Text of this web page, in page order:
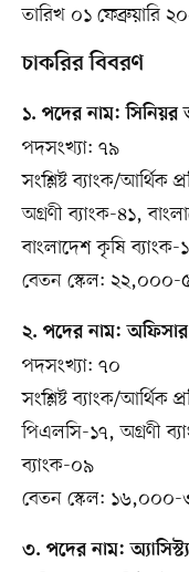
তারিখ ০১ ফেব্রুয়ারি
চাকরির বিবরণ
১. পদের নাম:
পদসংখ্যা: ৭৯
সংশ্লিষ্ট ব্যাংক/আর্থিক
অগ্রণী ব্যাংক-৪১,
বাংলাদেশ কৃষি ব্যাংক-
বেতন স্কেল: ২২,০০০-
২. পদের নাম:
পদসংখ্যা: ৭০
সংশ্লিষ্ট ব্যাংক/আর্থিক
পিএলসি-১৭, অগ্রণী
ব্যাংক-০৯
বেতন স্কেল: ১৬,০০০-
৩. পদের নাম: